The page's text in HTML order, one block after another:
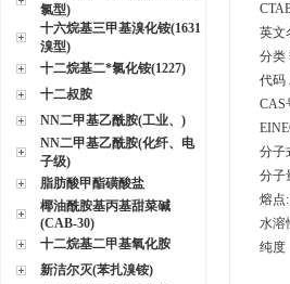
氯型)
十六烷基三甲基溴化铵(1631
溴型)
十二烷基二*氯化铵(1227)
十二叔胺
NN二甲基乙酰胺(工业、)
NN二甲基乙酰胺(化纤、电
子级)
脂肪酸甲酯磺酸盐
椰油酰胺基丙基甜菜碱
(CAB-30)
十二烷基二甲基氧化胺
新洁尔灭(苯扎溴铵)
英文
分类
代码
CAS
分子
分子
熔点
水溶
纯度